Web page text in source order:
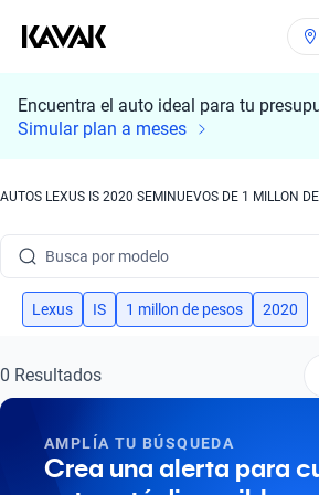
Encuentra el auto ideal para tu
Simular plan a meses
AUTOS LEXUS IS 2020 SEMINUEVOS DE 1 MILLON
Busca por modelo
Busca por versión
Busca por marca
Busca por modelo
Lexus IS 1 millon de pesos 2020
0 Resultados
AMPLÍA TU BÚSQUEDA
Crea una alerta para